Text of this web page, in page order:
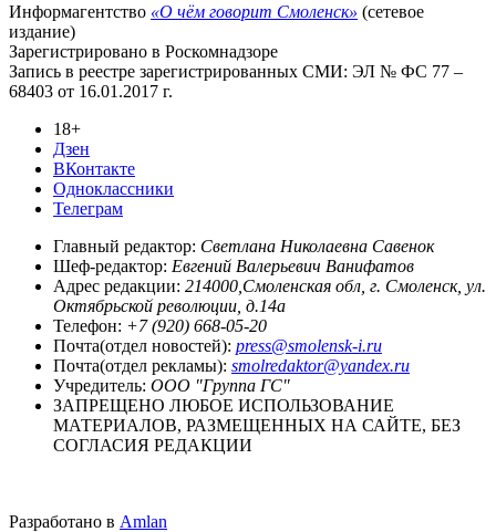
Информагентство «О чём говорит Смоленск» (сетевое
издание)
Зарегистрировано в Роскомнадзоре
Запись в реестре зарегистрированных СМИ: ЭЛ № ФС 77 –
68403 от 16.01.2017 г.
18+
Дзен
ВКонтакте
Одноклассники
Телеграм
Главный редактор: Светлана Николаевна Савенок
Шеф-редактор: Евгений Валерьевич Ванифатов
Адрес редакции: 214000,Смоленская обл, г. Смоленск, ул.
Октябрьской революции, д.14а
Телефон: +7 (920) 668-05-20
Почта(отдел новостей): press@smolensk-i.ru
Почта(отдел рекламы): smolredaktor@yandex.ru
Учредитель: ООО "Группа ГС"
ЗАПРЕЩЕНО ЛЮБОЕ ИСПОЛЬЗОВАНИЕ
МАТЕРИАЛОВ, РАЗМЕЩЕННЫХ НА САЙТЕ, БЕЗ
СОГЛАСИЯ РЕДАКЦИИ
Разработано в Amlan